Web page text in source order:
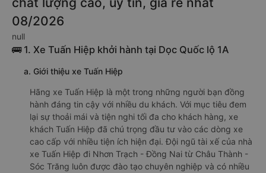
08/2026
null
🚌 1. Xe Tuấn Hiệp khởi hành tại Dọc Quốc lộ 1A
a. Giới thiệu xe Tuấn Hiệp
Hãng xe Tuấn Hiệp là một trong những người bạn đồng
hành đáng tin cậy với nhiều du khách. Với mục tiêu đem
lại sự thoải mái và tiện nghi tối đa cho khách hàng, xe
khách Tuấn Hiệp đã chú trọng đầu tư vào các dòng xe
cao cấp với nhiều tiện ích hiện đại. Đội ngũ tài xế của nhà
xe Tuấn Hiệp đi Nhơn Trạch - Đồng Nai từ Châu Thành -
Sóc Trăng luôn được đào tạo chuyên nghiệp và có nhiều